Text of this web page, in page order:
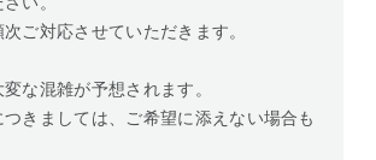
ご対応させていただきます。
な混雑が予想されます。
きましては、ご希望に添えない場合も